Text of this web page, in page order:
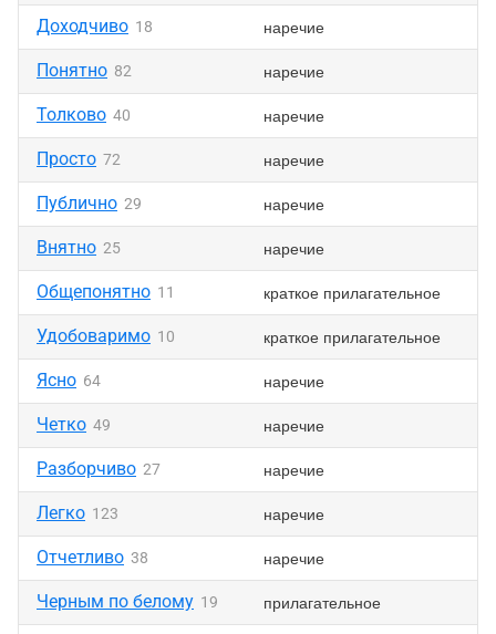
Доходчиво 18 наречие
Понятно 82 наречие
Толково 40 наречие
Просто 72 наречие
Публично 29 наречие
Внятно 25 наречие
Общепонятно 11 краткое прилагательное
Удобоваримо 10 краткое прилагательное
Ясно 64 наречие
Четко 49 наречие
Разборчиво 27 наречие
Легко 123 наречие
Отчетливо 38 наречие
Черным по белому 19 прилагательное